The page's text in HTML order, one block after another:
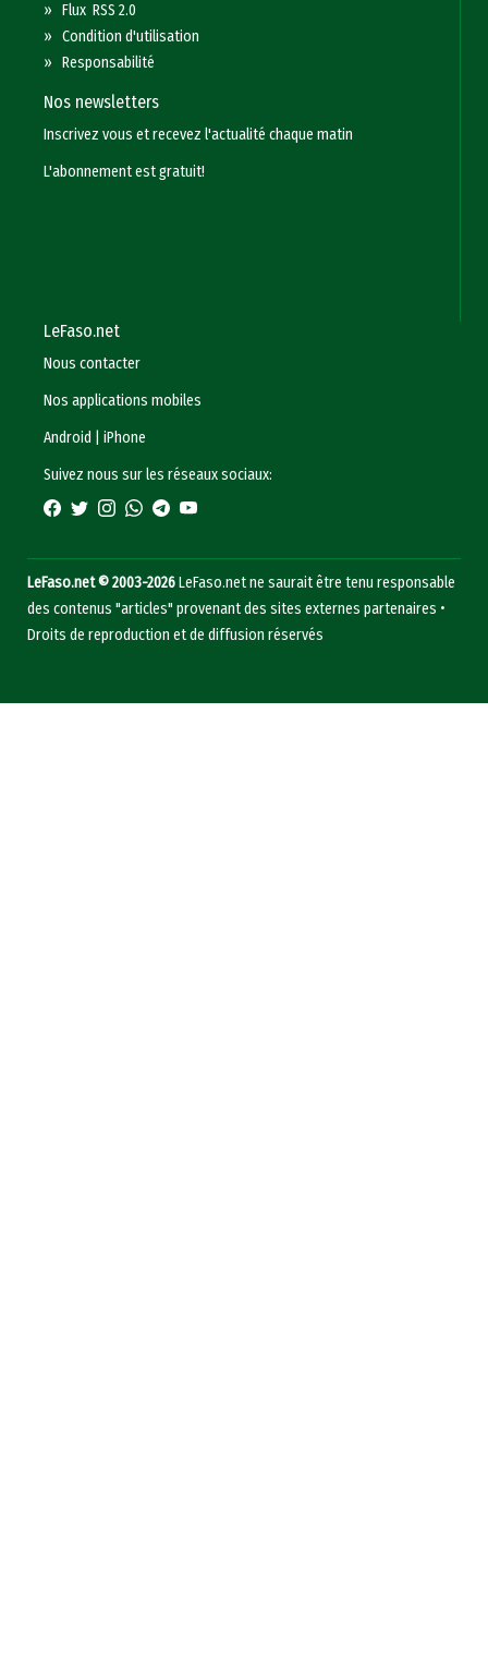
»Flux RSS 2.0
»Condition d'utilisation
»Responsabilité
Nos newsletters
Inscrivez vous et recevez l'actualité chaque matin
L'abonnement est gratuit!
LeFaso.net
Nous contacter
Nos applications mobiles
Android |iPhone
Suivez nous sur les réseaux sociaux:
LeFaso.net © 2003-2026LeFaso.net ne saurait être tenu responsable
des contenus "articles" provenant des sites externes partenaires •
Droits de reproduction et de diffusion réservés